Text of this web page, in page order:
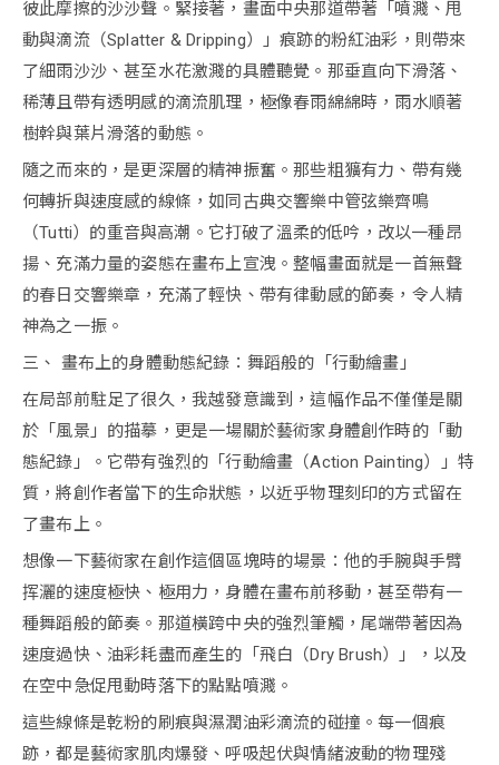
彼此摩擦的沙沙聲。緊接著，畫面中央那道帶著「噴濺、甩
動與滴流（Splatter & Dripping）」痕跡的粉紅油彩，則帶來
了細雨沙沙、甚至水花激濺的具體聽覺。那垂直向下滑落、
稀薄且帶有透明感的滴流肌理，極像春雨綿綿時，雨水順著
樹幹與葉片滑落的動態。
隨之而來的，是更深層的精神振奮。那些粗獷有力、帶有幾
何轉折與速度感的線條，如同古典交響樂中管弦樂齊鳴
（Tutti）的重音與高潮。它打破了溫柔的低吟，改以一種昂
揚、充滿力量的姿態在畫布上宣洩。整幅畫面就是一首無聲
的春日交響樂章，充滿了輕快、帶有律動感的節奏，令人精
神為之一振。
三、 畫布上的身體動態紀錄：舞蹈般的「行動繪畫」
在局部前駐足了很久，我越發意識到，這幅作品不僅僅是關
於「風景」的描摹，更是一場關於藝術家身體創作時的「動
態紀錄」。它帶有強烈的「行動繪畫（Action Painting）」特
質，將創作者當下的生命狀態，以近乎物理刻印的方式留在
了畫布上。
想像一下藝術家在創作這個區塊時的場景：他的手腕與手臂
挥灑的速度極快、極用力，身體在畫布前移動，甚至帶有一
種舞蹈般的節奏。那道橫跨中央的強烈筆觸，尾端帶著因為
速度過快、油彩耗盡而產生的「飛白（Dry Brush）」，以及
在空中急促甩動時落下的點點噴濺。
這些線條是乾粉的刷痕與濕潤油彩滴流的碰撞。每一個痕
跡，都是藝術家肌肉爆發、呼吸起伏與情緒波動的物理殘